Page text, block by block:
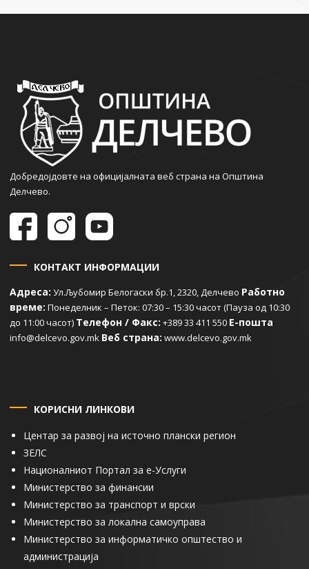
Добредојдовте на официјалната веб страна на Општина
Делчево.
КОНТАКТ ИНФОРМАЦИИ
Адреса: Ул.Љубомир Белогаски бр.1, 2320, Делчево Работно
време: Понеделник – Петок: 07:30 – 15:30 часот (Пауза од 10:30
до 11:00 часот) Телефон / Факс: +389 33 411 550 Е-пошта
info@delcevo.gov.mk Веб страна: www.delcevo.gov.mk
КОРИСНИ ЛИНКОВИ
Центар за развој на источно плански регион
ЗЕЛС
Националниот Портал за е-Услуги
Министерство за финансии
Министерство за транспорт и врски
Министерство за локална самоуправа
Министерство за информатичко општество и
администрација